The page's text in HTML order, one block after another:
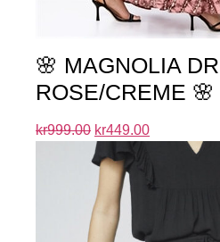
🌸 MAGNOLIA
ROSE/CREME 🌸
kr999.00 kr449.00